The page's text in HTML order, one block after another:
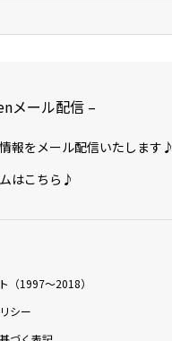
メール配信 –
報をメール配信いたします♪
はこちら♪
（1997〜2018）
シー